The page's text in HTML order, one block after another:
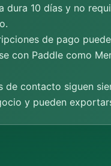
dura 10 días y no
de pago
con Paddle como
de contacto siguen
y pueden